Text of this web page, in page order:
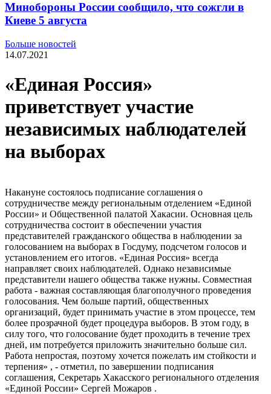
Минобороны России сообщило, что сожгли в
Киеве 5 августа
Больше новостей
14.07.2021
«Единая Россия»
приветствует участие
независимых наблюдателей
на выборах
Накануне состоялось подписание соглашения о
сотрудничестве между региональным отделением «Единой
России» и Общественной палатой Хакасии. Основная цель
сотрудничества состоит в обеспечении участия
представителей гражданского общества в наблюдении за
голосованием на выборах в Госдуму, подсчетом голосов и
установлением его итогов. «Единая Россия» всегда
направляет своих наблюдателей. Однако независимые
представители нашего общества также нужны. Совместная
работа - важная составляющая благополучного проведения
голосования. Чем больше партий, общественных
организаций, будет принимать участие в этом процессе, тем
более прозрачной будет процедура выборов. В этом году, в
силу того, что голосование будет проходить в течение трех
дней, им потребуется приложить значительно больше сил.
Работа непростая, поэтому хочется пожелать им стойкости и
терпения» , - отметил, по завершении подписания
соглашения, Секретарь Хакасского регионального отделения
«Единой России» Сергей Можаров .